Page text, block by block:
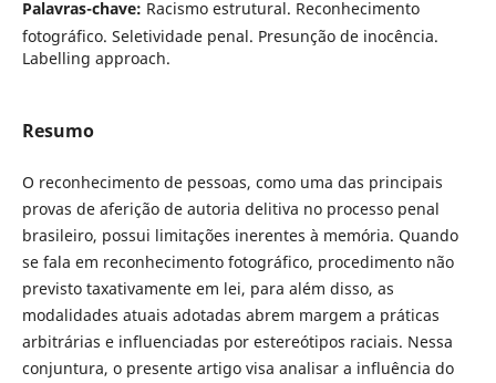
Palavras-chave: Racismo estrutural. Reconhecimento
fotográfico. Seletividade penal. Presunção de inocência.
Labelling approach.
Resumo
O reconhecimento de pessoas, como uma das principais
provas de aferição de autoria delitiva no processo penal
brasileiro, possui limitações inerentes à memória. Quando
se fala em reconhecimento fotográfico, procedimento não
previsto taxativamente em lei, para além disso, as
modalidades atuais adotadas abrem margem a práticas
arbitrárias e influenciadas por estereótipos raciais. Nessa
conjuntura, o presente artigo visa analisar a influência do